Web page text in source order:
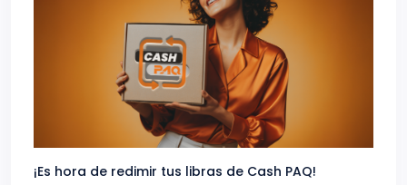
¡Es hora de redimir tus libras de Cash PAQ!